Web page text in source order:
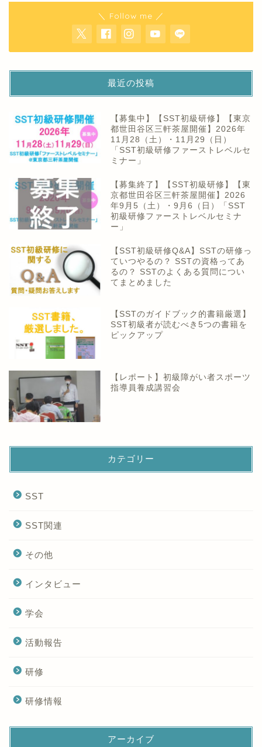
＼ Follow me ／
最近の投稿
【募集中】【SST初級研修】【東京
都世田谷区三軒茶屋開催】2026年
11月28（土）・11月29（日）
「SST初級研修ファーストレベルセ
ミナー」
【募集終了】【SST初級研修】【東
京都世田谷区三軒茶屋開催】2026
年9月5（土）・9月6（日）「SST
初級研修ファーストレベルセミナ
ー」
【SST初級研修Q&A】SSTの研修っ
ていつやるの？ SSTの資格ってあ
るの？ SSTのよくある質問につい
てまとめました
【SSTのガイドブック的書籍厳選】
SST初級者が読むべき5つの書籍を
ピックアップ
【レポート】初級障がい者スポーツ
指導員養成講習会
カテゴリー
SST
SST関連
その他
インタビュー
学会
活動報告
研修
研修情報
アーカイブ